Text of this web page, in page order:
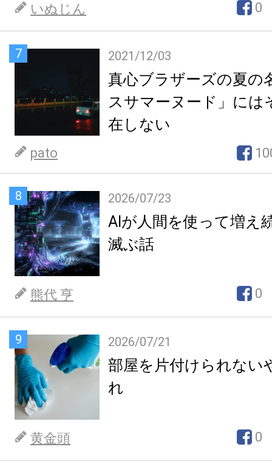
いぬじん 0
7 2021/12/03
真心ブラザーズの夏の
スサマーヌード」には
在しない
pato
8 2026/07/23
AIが人間を使って増え
滅ぶ話
熊代 亨 0
9 2026/07/21
部屋を片付けられない
れ
黄金頭 0